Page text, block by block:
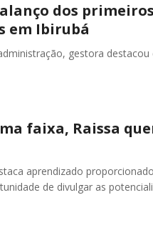
dos
em Ibirubá
gestora
faixa, Raissa
aprendizado
de divulgar as